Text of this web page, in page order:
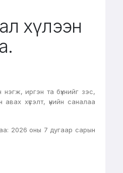
хүлээн
иргэн та бүхнийг зэс,
хүсэлт, үнийн саналаа
2026 оны 7 дугаар сарын